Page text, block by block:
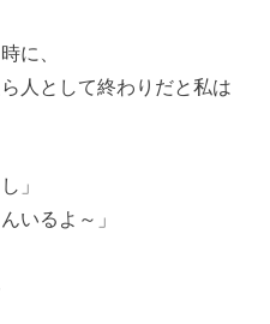
に、
人として終わりだと私は
」
いるよ～」